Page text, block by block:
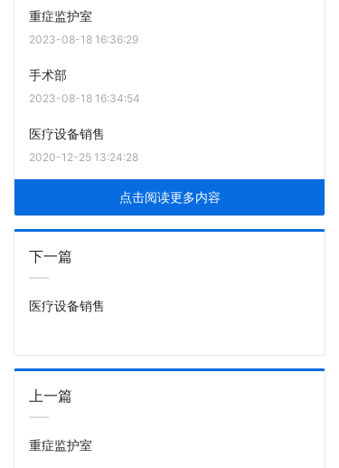
重症监护室
2023-08-18 16:36:29
手术部
2023-08-18 16:34:54
医疗设备销售
2020-12-25 13:24:28
点击阅读更多内容
下一篇
医疗设备销售
上一篇
重症监护室